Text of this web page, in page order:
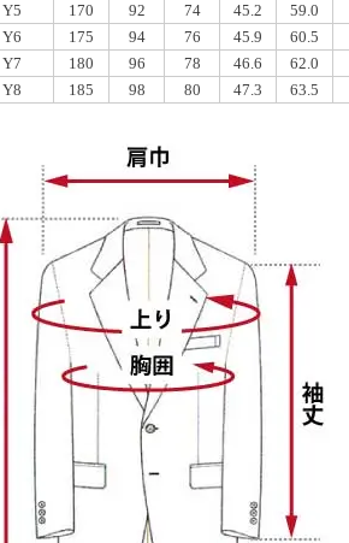
Y5
170 92 74 45.2 59.0
Y6
175 94 76 45.9 60.5
Y7
180 96 78 46.6 62.0
Y8
185 98 80 47.3 63.5